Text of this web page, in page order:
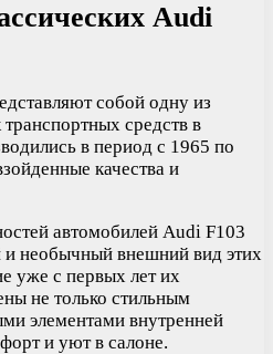
Audi
собой одну из
средств в
в период с 1965 по
качества и
автомобилей Audi F103
и необычный внешний вид этих
уже с первых лет их
не только стильным
элементами внутренней
и уют в салоне.